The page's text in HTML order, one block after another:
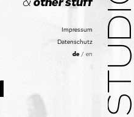
& other stuff
Impressum
Datenschutz
de/ en